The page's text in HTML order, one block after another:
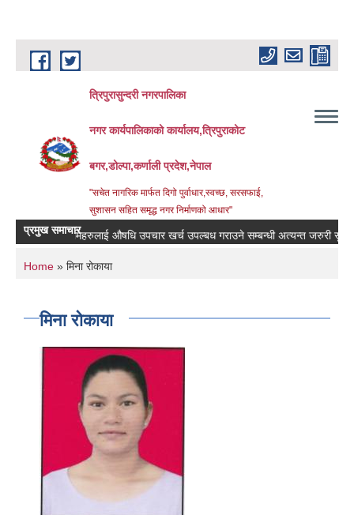
Skip to main content
त्रिपुरासुन्दरी नगरपालिका
नगर कार्यपालिकाको कार्यालय,त्रिपुराकोट
बगर,डोल्पा,कर्णाली प्रदेश,नेपाल
"सचेत नागरिक मार्फत दिगो पुर्वाधार,स्वच्छ, सरसफाई,
सुशासन सहित समृद्ध नगर निर्माणको आधार"
प्रमुख समाचार
बिरामिहरुलाई ‍‌औषधि उपचार खर्च उपल्बध गराउने सम्बन्धी अत्यन्त जरुरी सुचना ।
You are here
Home » मिना रोकाया
मिना रोकाया